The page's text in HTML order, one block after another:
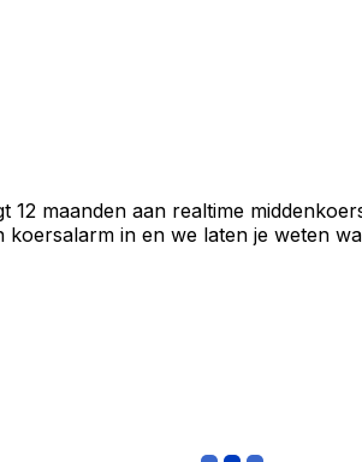
maanden aan realtime
in en we laten je weten